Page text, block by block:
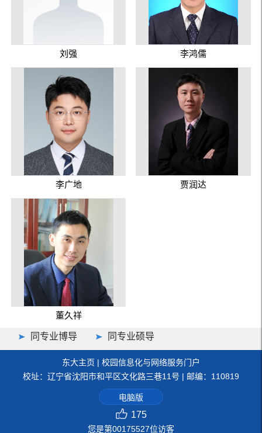
刘强 李鸿儒
李广地 贾润达
董久祥
同专业博导 同专业硕导
东大主页 | 校园信息化与网络服务门户
校址：辽宁省沈阳市和平区文化路三巷11号 | 邮编：110819
电脑版
175
您是第00175527位访客